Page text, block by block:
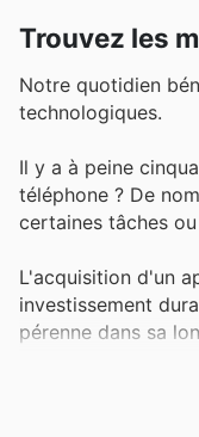
Trouvez les
Notre quotidien
technologiques.
Il y a à peine
téléphone ? De
certaines tâches
L'acquisition d'un
investissement
pérenne dans sa
Les articles les